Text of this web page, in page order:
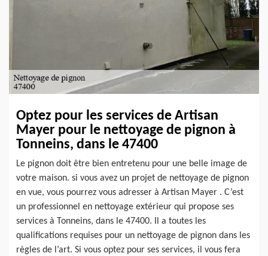
Optez pour les services de Artisan
Mayer pour le nettoyage de pignon à
Tonneins, dans le 47400
Le pignon doit être bien entretenu pour une belle image de
votre maison. si vous avez un projet de nettoyage de pignon
en vue, vous pourrez vous adresser à Artisan Mayer . C’est
un professionnel en nettoyage extérieur qui propose ses
services à Tonneins, dans le 47400. Il a toutes les
qualifications requises pour un nettoyage de pignon dans les
règles de l’art. Si vous optez pour ses services, il vous fera